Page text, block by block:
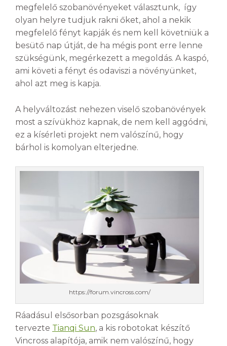
megfelelő szobanövényeket választunk, így
olyan helyre tudjuk rakni őket, ahol a nekik
megfelelő fényt kapják és nem kell követniük a
besütő nap útját, de ha mégis pont erre lenne
szükségünk, megérkezett a megoldás. A kaspó,
ami követi a fényt és odaviszi a növényünket,
ahol azt meg is kapja.
A helyváltozást nehezen viselő szobanövények
most a szívükhöz kapnak, de nem kell aggódni,
ez a kísérleti projekt nem valószínű, hogy
bárhol is komolyan elterjedne.
https://forum.vincross.com/
Ráadásul elsősorban pozsgásoknak
tervezte Tianqi Sun, a kis robotokat készítő
Vincross alapítója, amik nem valószínű, hogy